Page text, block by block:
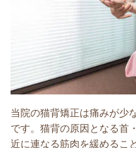
当院の猫背矯正は痛みが少
です。猫背の原因となる首
近に連なる筋肉を緩めるこ